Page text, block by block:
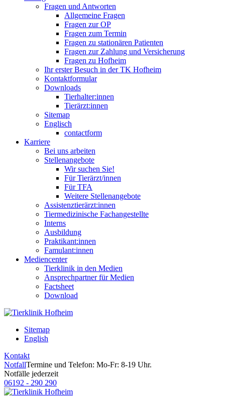
Fragen und Antworten
Allgemeine Fragen
Fragen zur OP
Fragen zum Termin
Fragen zu stationären Patienten
Fragen zur Zahlung und Versicherung
Fragen zu Hofheim
Ihr erster Besuch in der TK Hofheim
Kontaktformular
Downloads
Tierhalter:innen
Tierärzt:innen
Sitemap
Englisch
contactform
Karriere
Bei uns arbeiten
Stellenangebote
Wir suchen Sie!
Für Tierärzt/innen
Für TFA
Weitere Stellenangebote
Assistenztierärzt:innen
Tiermedizinische Fachangestellte
Interns
Ausbildung
Praktikant:innen
Famulant:innen
Mediencenter
Tierklinik in den Medien
Ansprechpartner für Medien
Factsheet
Download
Sitemap
English
Kontakt
NotfallTermine und Telefon: Mo-Fr: 8-19 Uhr.
Notfälle jederzeit
06192 - 290 290